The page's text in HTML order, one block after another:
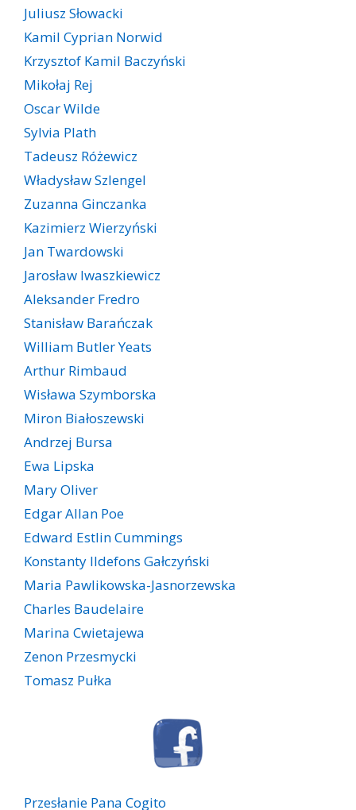
Juliusz Słowacki
Kamil Cyprian Norwid
Krzysztof Kamil Baczyński
Mikołaj Rej
Oscar Wilde
Sylvia Plath
Tadeusz Różewicz
Władysław Szlengel
Zuzanna Ginczanka
Kazimierz Wierzyński
Jan Twardowski
Jarosław Iwaszkiewicz
Aleksander Fredro
Stanisław Barańczak
William Butler Yeats
Arthur Rimbaud
Wisława Szymborska
Miron Białoszewski
Andrzej Bursa
Ewa Lipska
Mary Oliver
Edgar Allan Poe
Edward Estlin Cummings
Konstanty Ildefons Gałczyński
Maria Pawlikowska-Jasnorzewska
Charles Baudelaire
Marina Cwietajewa
Zenon Przesmycki
Tomasz Pułka
Przesłanie Pana Cogito